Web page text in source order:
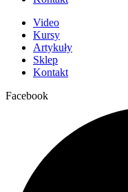
Video
Kursy
Artykuły
Sklep
Kontakt
Facebook